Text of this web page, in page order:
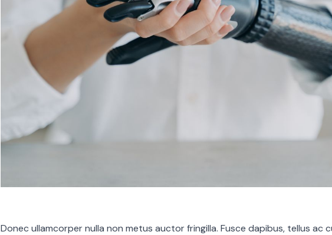
Donec ullamcorper nulla non metus auctor fringilla. Fusce dapibus, tellus ac